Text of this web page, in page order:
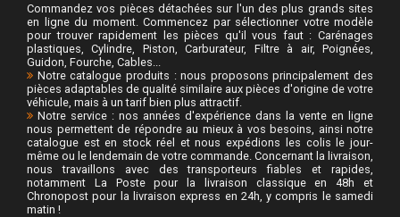
Commandez vos pièces détachées sur l'un des plus grands sites
en ligne du moment. Commencez par sélectionner votre modèle
pour trouver rapidement les pièces qu'il vous faut : Carénages
plastiques, Cylindre, Piston, Carburateur, Filtre à air, Poignées,
Guidon, Fourche, Cables...
Notre catalogue produits : nous proposons principalement des
pièces adaptables de qualité similaire aux pièces d'origine de votre
véhicule, mais à un tarif bien plus attractif.
Notre service : nos années d'expérience dans la vente en ligne
nous permettent de répondre au mieux à vos besoins, ainsi notre
catalogue est en stock réel et nous expédions les colis le jour-
même ou le lendemain de votre commande. Concernant la livraison,
nous travaillons avec des transporteurs fiables et rapides,
notamment La Poste pour la livraison classique en 48h et
Chronopost pour la livraison express en 24h, y compris le samedi
matin !